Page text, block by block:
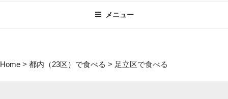
プ
メニュー
Home > 都内（23区）で食べる > 足立区で食べる